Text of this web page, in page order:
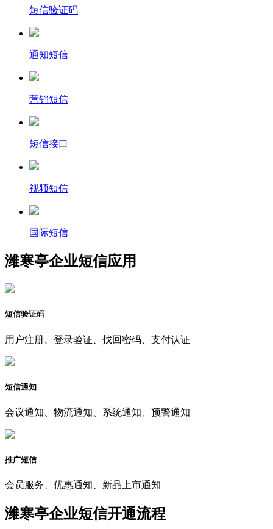
短信验证码
通知短信
营销短信
短信接口
视频短信
国际短信
潍寒亭企业短信应用
短信验证码
用户注册、登录验证、找回密码、支付认证
短信通知
会议通知、物流通知、系统通知、预警通知
推广短信
会员服务、优惠通知、新品上市通知
潍寒亭企业短信开通流程